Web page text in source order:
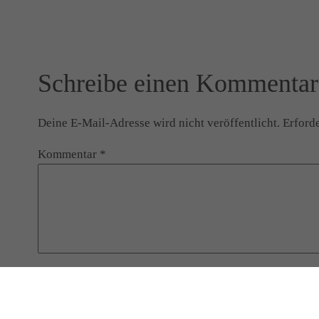
Schreibe einen Kommentar
Deine E-Mail-Adresse wird nicht veröffentlicht.
Kommentar *